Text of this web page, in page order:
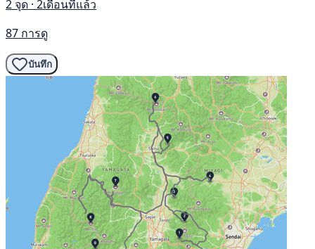
2 จุด · 2เดือนที่แล้ว
87 การดู
บันทึก